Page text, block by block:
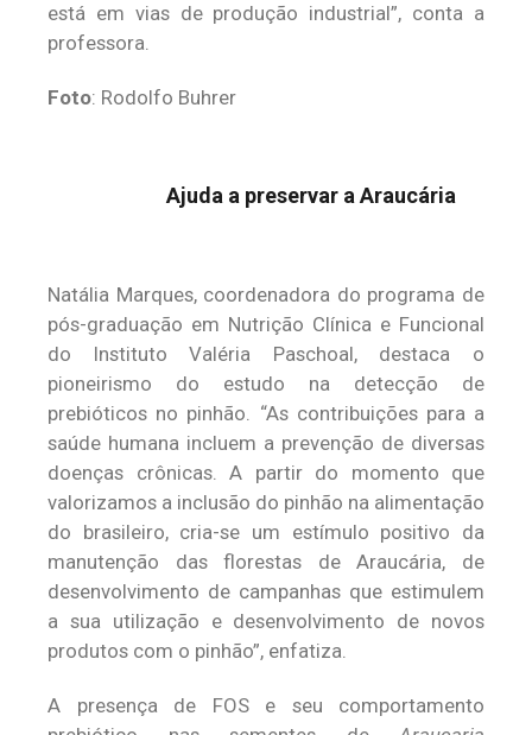
está em vias de produção industrial”, conta a
professora.
Foto: Rodolfo Buhrer
Ajuda a preservar a Araucária
Natália Marques, coordenadora do programa de
pós-graduação em Nutrição Clínica e Funcional
do Instituto Valéria Paschoal, destaca o
pioneirismo do estudo na detecção de
prebióticos no pinhão. “As contribuições para a
saúde humana incluem a prevenção de diversas
doenças crônicas. A partir do momento que
valorizamos a inclusão do pinhão na alimentação
do brasileiro, cria-se um estímulo positivo da
manutenção das florestas de Araucária, de
desenvolvimento de campanhas que estimulem
a sua utilização e desenvolvimento de novos
produtos com o pinhão”, enfatiza.
A presença de FOS e seu comportamento